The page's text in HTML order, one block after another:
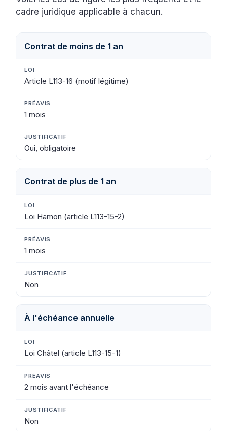
cadre juridique applicable à chacun.
Contrat de moins de 1 an
Article L113-16 (motif légitime)
1 mois
Oui, obligatoire
Contrat de plus de 1 an
Loi Hamon (article L113-15-2)
1 mois
Non
À l'échéance annuelle
Loi Châtel (article L113-15-1)
2 mois avant l'échéance
Non